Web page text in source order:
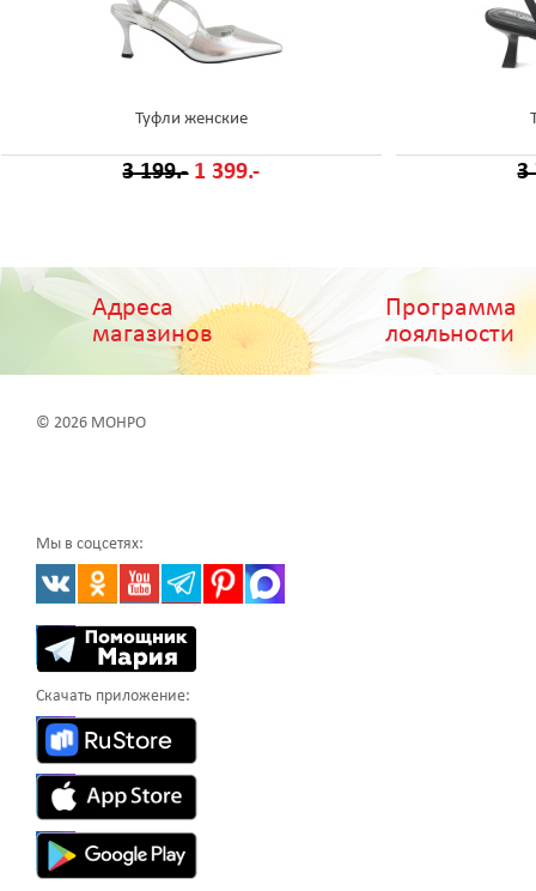
Туфли женские
3 199.- 1 399.- 3
Адреса
магазинов
Программа
лояльности
© 2026 МОНРО
Мы в соцсетях:
Скачать приложение: